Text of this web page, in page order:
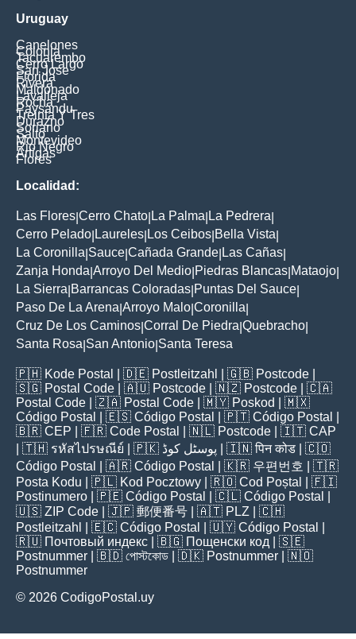
Uruguay
Canelones
Colonia
Tacuarembo
Cerro Largo
San Jose
Florida
Rivera
Maldonado
Lavalleja
Rocha
Paysandu
Treinta Y Tres
Durazno
Soriano
Salto
Montevideo
Rio Negro
Artigas
Flores
Localidad:
Las Flores Cerro Chato La Palma La Pedrera
Cerro Pelado Laureles Los Ceibos Bella Vista
La Coronilla Sauce Cañada Grande Las Cañas
Zanja Honda Arroyo Del Medio Piedras Blancas Mataojo
La Sierra Barrancas Coloradas Puntas Del Sauce
Paso De La Arena Arroyo Malo Coronilla
Cruz De Los Caminos Corral De Piedra Quebracho
Santa Rosa San Antonio Santa Teresa
🇵🇭 Kode Postal | 🇩🇪 Postleitzahl | 🇬🇧 Postcode
🇸🇬 Postal Code | 🇦🇺 Postcode | 🇳🇿 Postcode | 🇨🇦
Postal Code | 🇿🇦 Postal Code | 🇲🇾 Poskod
| 🇲🇽
Código Postal
| 🇪🇸 Código Postal | 🇵🇹 Código Postal
🇧🇷 CEP | 🇫🇷 Code Postal | 🇳🇱 Postcode | 🇮🇹 CAP
| 🇹🇭 รหัสไปรษณีย์ | 🇵🇰 پوسٹل کوڈ | 🇮🇳पिन कोड | 🇨🇴
Código Postal
| 🇦🇷 Código Postal | 🇰🇷 우편번호
| 🇹🇷
Posta Kodu | 🇵🇱 Kod Pocztowy | 🇷🇴 Cod Poștal
| 🇫🇮
Postinumero | 🇵🇪 Código Postal | 🇨🇱 Código Postal
🇺🇸 ZIP Code | 🇯🇵 郵便番号 | 🇦🇹 PLZ | 🇨🇭
Postleitzahl
| 🇪🇨 Código Postal | 🇺🇾 Código Postal
🇷🇺 Почтовый индекс | 🇧🇬 Пощенски код | 🇸🇪
Postnummer | 🇧🇩 পোস্টকোড | 🇩🇰 Postnummer | 🇳🇴
Postnummer
© 2026 CodigoPostal.uy